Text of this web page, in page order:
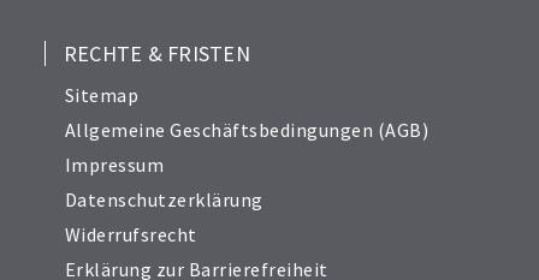
RECHTE & FRISTEN
Sitemap
Allgemeine Geschäftsbedingungen (AGB)
Impressum
Datenschutzerklärung
Widerrufsrecht
Erklärung zur Barrierefreiheit